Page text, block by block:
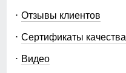
Отзывы клиентов
Сертификаты качества
Видео